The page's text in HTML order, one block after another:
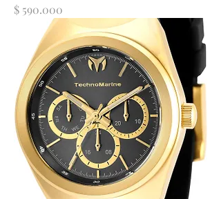
Precio
$ 590.000